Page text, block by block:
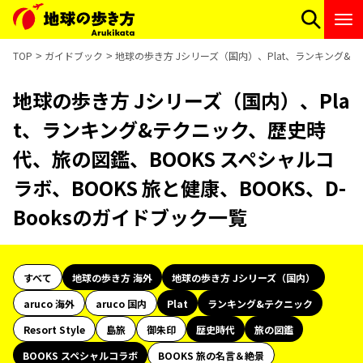
TOP ガイドブック 地球の歩き方 Jシリーズ（国内）、Plat、ランキング&
地球の歩き方 Jシリーズ（国内）、Pla
t、ランキング&テクニック、歴史時
代、旅の図鑑、BOOKS スペシャルコ
ラボ、BOOKS 旅と健康、BOOKS、D-
Booksのガイドブック一覧
すべて 地球の歩き方 海外
地球の歩き方 Jシリーズ（国内）
aruco 海外
aruco 国内 Plat
ランキング&テクニック
Resort Style
島旅 御朱印 歴史時代
旅の図鑑
BOOKS スペシャルコラボ
BOOKS 旅の名言＆絶景